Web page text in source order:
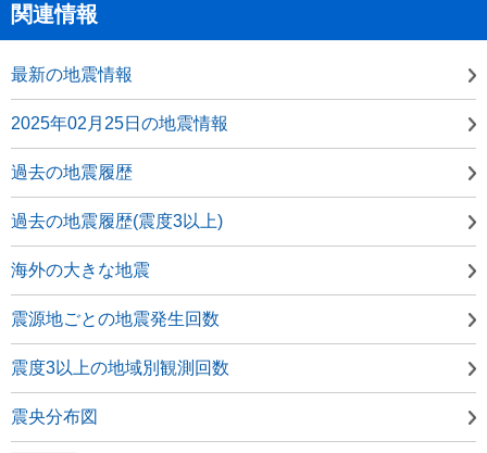
関連情報
最新の地震情報
2025年02月25日の地震情報
過去の地震履歴
過去の地震履歴(震度3以上)
海外の大きな地震
震源地ごとの地震発生回数
震度3以上の地域別観測回数
震央分布図